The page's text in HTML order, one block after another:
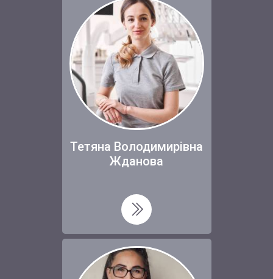
Тетяна Володимирівна
Жданова